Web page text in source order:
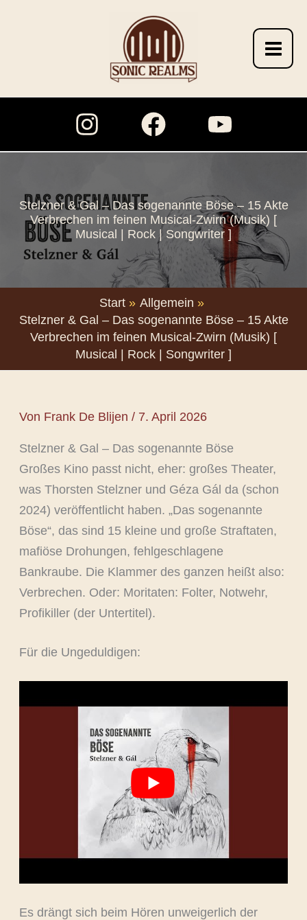
Stelzner & Gal – Das sogenannte Böse – 15 Akte
Verbrechen im feinen Musical-Zwirn (Musik) [
Musical | Rock | Songwriter ]
Start
Allgemein
Stelzner & Gal – Das sogenannte Böse – 15 Akte
Verbrechen im feinen Musical-Zwirn (Musik) [
Musical | Rock | Songwriter ]
Von Frank De Blijen / 7. April 2026
Stelzner & Gal – Das sogenannte Böse
Großes Kino passt nicht, eher: großes Theater,
was Thorsten Stelzner und Géza Gál da (schon
2024) veröffentlicht haben. „Das sogenannte
Böse“, das sind 15 kleine und große Straftaten,
mafiöse Drohungen, fehlgeschlagene
Bankraube. Die Klammer des ganzen heißt also:
Verbrechen. Oder: Moritaten: Folter, Notwehr,
Profikiller (der Untertitel).
Für die Ungeduldigen:
Es drängt sich beim Hören unweigerlich der